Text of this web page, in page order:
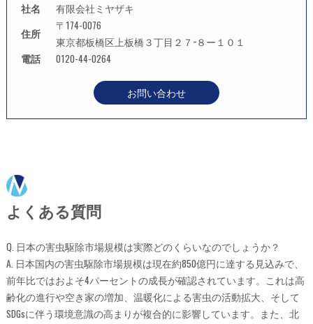
社名
有限会社ミヤザキ
住所
〒174-0076
東京都板橋区上板橋３丁目２７−８ー１０１
電話
0120-44-0264
お問い合わせ
よくある質問
Q. 日本の害虫駆除市場規模は実際どのくらいなのでしょうか？
A. 日本国内の害虫駆除市場規模は現在約850億円に達する見込みで、
前年比ではおよそ4パーセントの成長が確認されています。これは高
齢化の進行や空き家の増加、温暖化による害虫の活動拡大、そして
SDGsに伴う環境意識の高まりが複合的に影響しています。また、北